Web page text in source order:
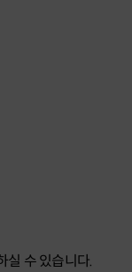
실 수 있습니다.